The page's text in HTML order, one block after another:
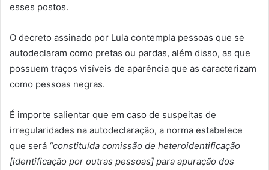
esses postos.
O decreto assinado por Lula contempla pessoas que se
autodeclaram como pretas ou pardas, além disso, as que
possuem traços visíveis de aparência que as caracterizam
como pessoas negras.
É importe salientar que em caso de suspeitas de
irregularidades na autodeclaração, a norma estabelece
que será “constituída comissão de heteroidentificação
[identificação por outras pessoas] para apuração dos